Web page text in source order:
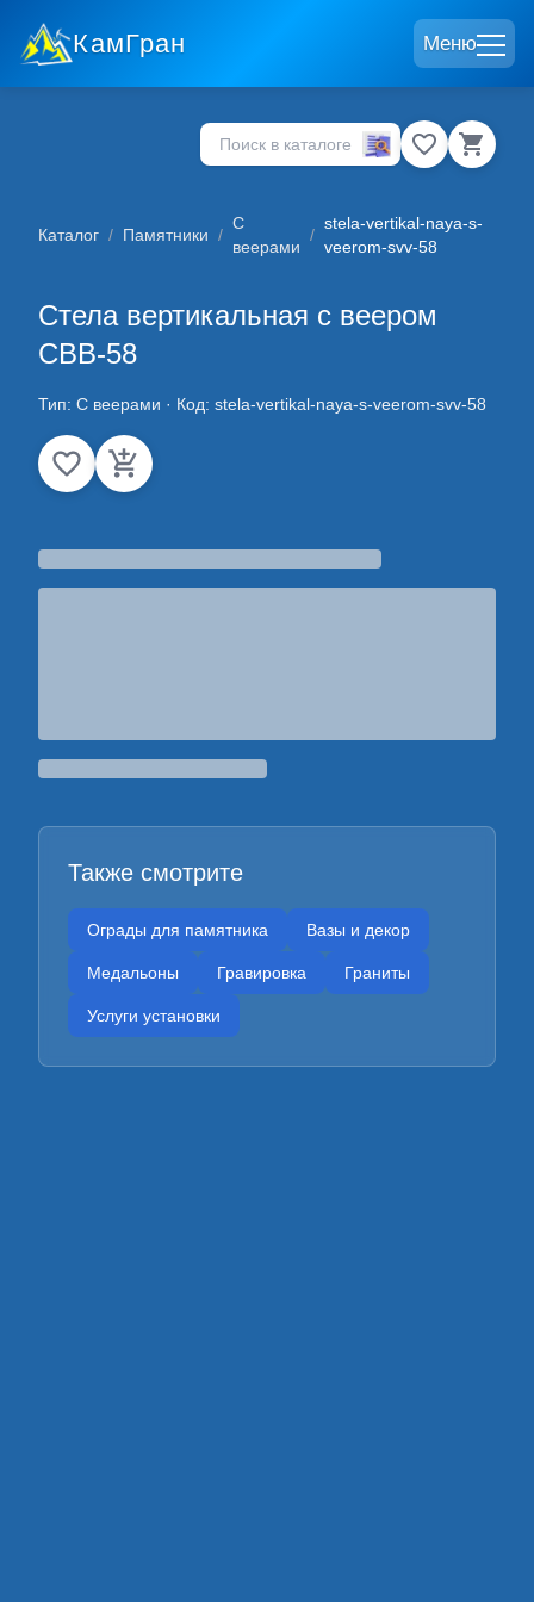
КамГран Меню
Каталог / Памятники /
С
веерами
/
stela-vertikal-naya-s-
veerom-svv-58
Стела вертикальная с веером
СВВ-58
Тип: С веерами · Код: stela-vertikal-naya-s-veerom-svv-58
Также смотрите
Ограды для памятника Вазы и декор
Медальоны Гравировка Граниты
Услуги установки